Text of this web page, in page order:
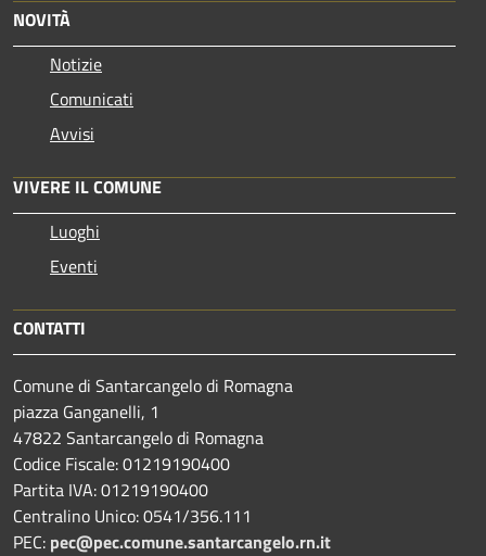
NOVITÀ
Notizie
Comunicati
Avvisi
VIVERE IL COMUNE
Luoghi
Eventi
CONTATTI
Comune di Santarcangelo di Romagna
piazza Ganganelli, 1
47822 Santarcangelo di Romagna
Codice Fiscale: 01219190400
Partita IVA: 01219190400
Centralino Unico: 0541/356.111
PEC: pec@pec.comune.santarcangelo.rn.it